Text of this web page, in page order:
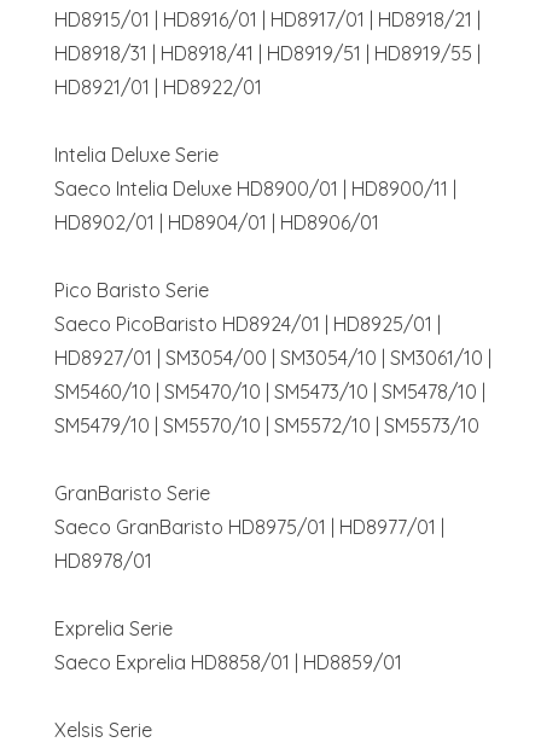
HD8915/01 | HD8916/01 | HD8917/01 | HD8918/21 |
HD8918/31 | HD8918/41 | HD8919/51 | HD8919/55 |
HD8921/01 | HD8922/01
Intelia Deluxe Serie
Saeco Intelia Deluxe HD8900/01 | HD8900/11 |
HD8902/01 | HD8904/01 | HD8906/01
Pico Baristo Serie
Saeco PicoBaristo HD8924/01 | HD8925/01 |
HD8927/01 | SM3054/00 | SM3054/10 | SM3061/10 |
SM5460/10 | SM5470/10 | SM5473/10 | SM5478/10 |
SM5479/10 | SM5570/10 | SM5572/10 | SM5573/10
GranBaristo Serie
Saeco GranBaristo HD8975/01 | HD8977/01 |
HD8978/01
Exprelia Serie
Saeco Exprelia HD8858/01 | HD8859/01
Xelsis Serie